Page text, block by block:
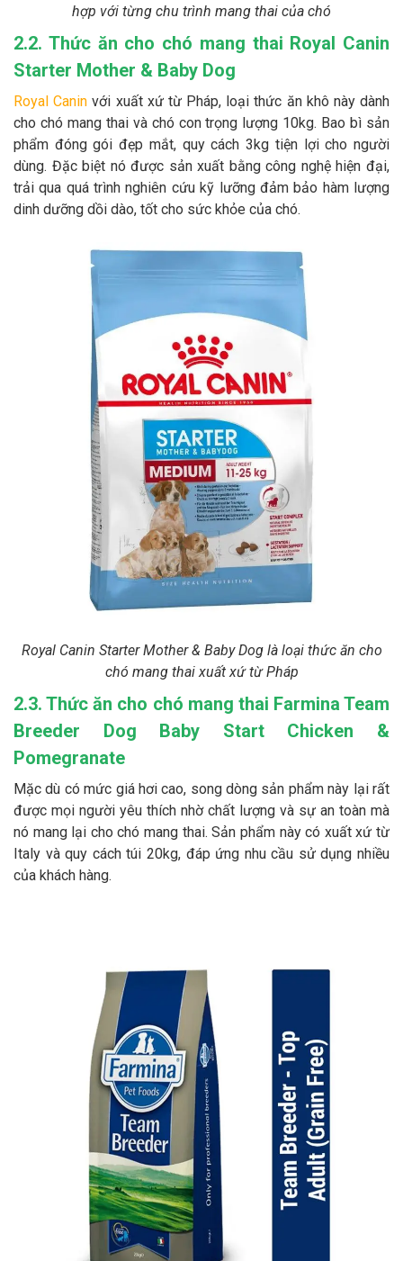
hợp với từng chu trình mang thai của chó
2.2. Thức ăn cho chó mang thai Royal Canin
Starter Mother & Baby Dog
Royal Canin với xuất xứ từ Pháp, loại thức ăn khô này dành
cho chó mang thai và chó con trọng lượng 10kg. Bao bì sản
phẩm đóng gói đẹp mắt, quy cách 3kg tiện lợi cho người
dùng. Đặc biệt nó được sản xuất bằng công nghệ hiện đại,
trải qua quá trình nghiên cứu kỹ lưỡng đảm bảo hàm lượng
dinh dưỡng dồi dào, tốt cho sức khỏe của chó.
Royal Canin Starter Mother & Baby Dog là loại thức ăn cho
chó mang thai xuất xứ từ Pháp
2.3. Thức ăn cho chó mang thai Farmina Team
Breeder Dog Baby Start Chicken &
Pomegranate
Mặc dù có mức giá hơi cao, song dòng sản phẩm này lại rất
được mọi người yêu thích nhờ chất lượng và sự an toàn mà
nó mang lại cho chó mang thai. Sản phẩm này có xuất xứ từ
Italy và quy cách túi 20kg, đáp ứng nhu cầu sử dụng nhiều
của khách hàng.